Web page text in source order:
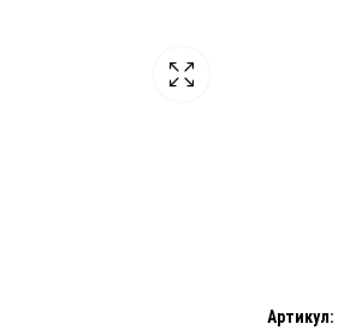
Артикул: